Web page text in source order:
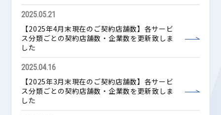
2025.05.21
【2025年4月末現在のご契約店舗数】各サービ
ス分類ごとの契約店舗数・企業数を更新致しま
した
2025.04.16
【2025年3月末現在のご契約店舗数】各サービ
ス分類ごとの契約店舗数・企業数を更新致しま
した